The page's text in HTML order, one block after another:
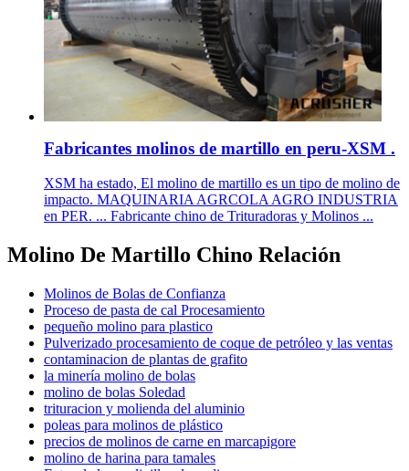
Fabricantes molinos de martillo en peru-XSM .
XSM ha estado, El molino de martillo es un tipo de molino de
impacto. MAQUINARIA AGRCOLA AGRO INDUSTRIA
en PER. ... Fabricante chino de Trituradoras y Molinos ...
Molino De Martillo Chino Relación
Molinos de Bolas de Confianza
Proceso de pasta de cal Procesamiento
pequeño molino para plastico
Pulverizado procesamiento de coque de petróleo y las ventas
contaminacion de plantas de grafito
la minería molino de bolas
molino de bolas Soledad
trituracion y molienda del aluminio
poleas para molinos de plástico
precios de molinos de carne en marcapigore
molino de harina para tamales